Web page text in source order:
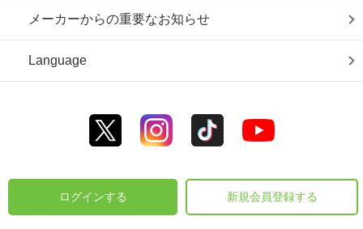
メーカーからの重要なお知らせ
Language
ログインする 新規会員登録する